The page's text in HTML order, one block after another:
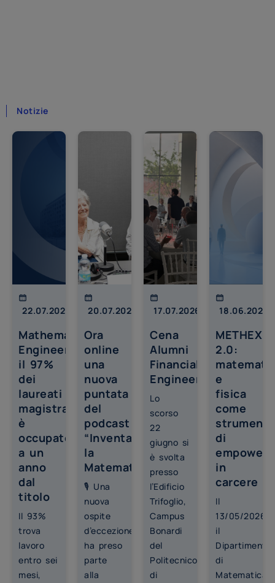
Home
Notizie
22.07.2026
Mathematical
Engineering,
il 97%
dei
laureati
magistrali
è
occupato
a un
anno
dal
titolo
Il 93%
trova
lavoro
entro sei
mesi,
20.07.2026
Ora
online
una
nuova
puntata
del
podcast
“Inventare
la
Matematica”
🎙️ Una
nuova
ospite
d’eccezione
ha preso
parte
alla
17.07.2026
Cena
Alumni
Financial
Engineering
Lo
scorso
22
giugno si
è svolta
presso
l’Edificio
Trifoglio,
Campus
Bonardi
del
Politecnico
di
18.06.2026
METHEXIS
2.0:
e
fisica
come
strumenti
di
in
carcere
Il
13/05/2026,
il
Dipartimento
di
Matematica